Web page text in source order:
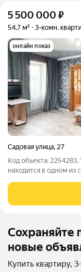
5 500 000 ₽
54,7 м² 3-комн.
онлайн показ
Садовая улица, 27
Код объекта:
находится в одном из
спокойствия и
находится всё, что
Сохраняйте
новые
Купить квартиру,